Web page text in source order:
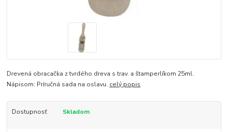
Drevená obracačka z tvrdého dreva s trav. a štamperlíkom 25ml.
Nápisom: Príručná sada na oslavu. celý popis
Dostupnosť Skladom